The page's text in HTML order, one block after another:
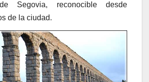
Segovia, reconocible desde
de la ciudad.